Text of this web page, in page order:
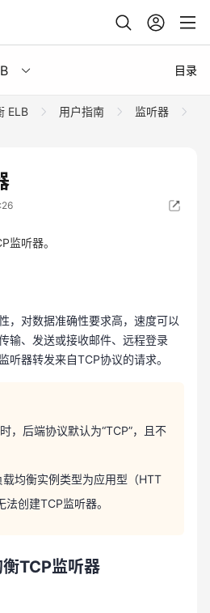
目录
ELB 用户指南
监听器
监听器。
，对数据准确性要求高，速度可以
输、发送或接收邮件、远程登录
听器转发来自TCP协议的请求。
，后端协议默认为“TCP”，且不
均衡实例类型为应用型（HTT
创建TCP监听器。
TCP监听器